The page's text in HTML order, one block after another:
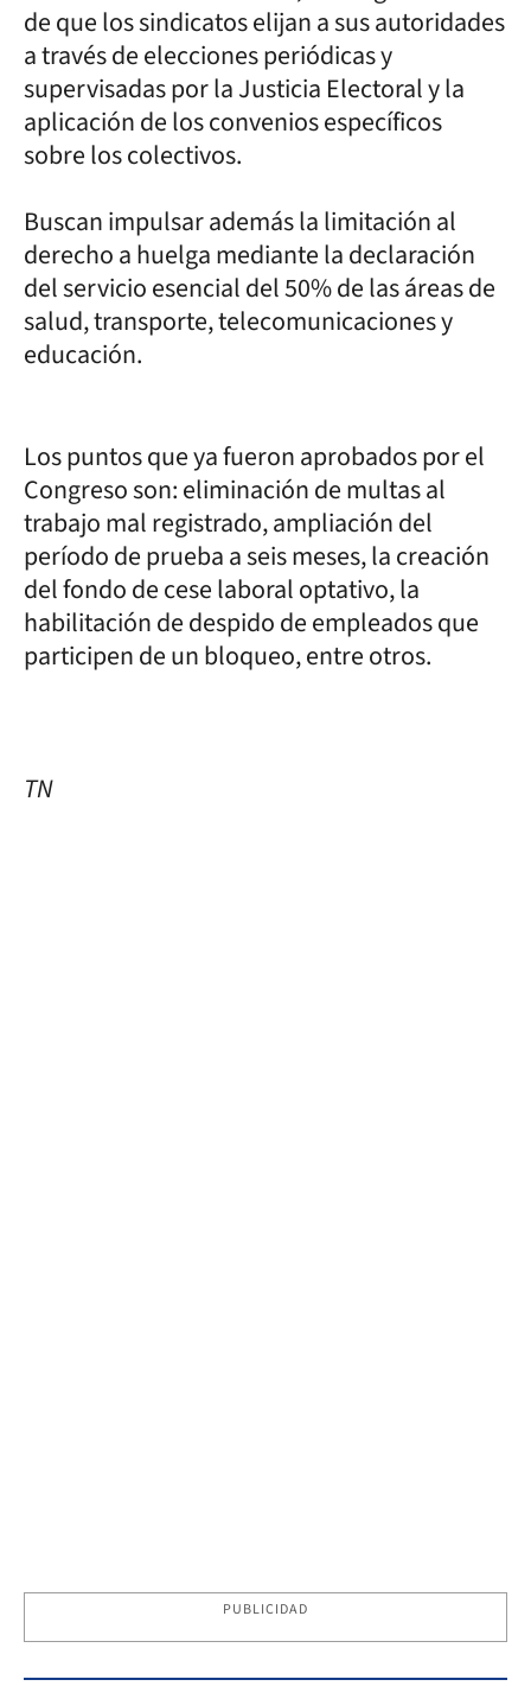
de que los sindicatos elijan a sus autoridades
a través de elecciones periódicas y
supervisadas por la Justicia Electoral y la
aplicación de los convenios específicos
sobre los colectivos.
Buscan impulsar además la limitación al
derecho a huelga mediante la declaración
del servicio esencial del 50% de las áreas de
salud, transporte, telecomunicaciones y
educación.
Los puntos que ya fueron aprobados por el
Congreso son: eliminación de multas al
trabajo mal registrado, ampliación del
período de prueba a seis meses, la creación
del fondo de cese laboral optativo, la
habilitación de despido de empleados que
participen de un bloqueo, entre otros.
TN
PUBLICIDAD